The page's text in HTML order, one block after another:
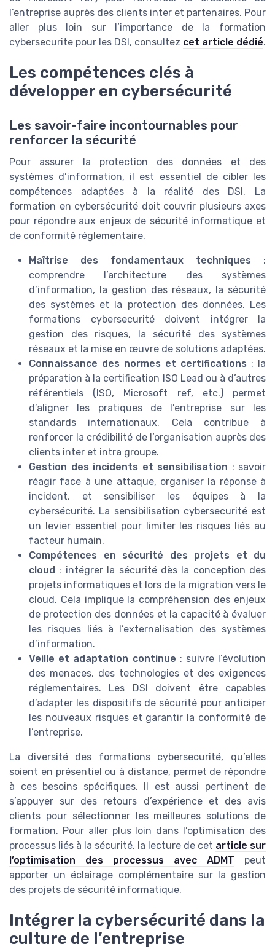
l’entreprise auprès des clients inter et partenaires. Pour
aller plus loin sur l’importance de la formation
cybersecurite pour les DSI, consultez cet article dédié.
Les compétences clés à
développer en cybersécurité
Les savoir-faire incontournables pour
renforcer la sécurité
Pour assurer la protection des données et des
systèmes d’information, il est essentiel de cibler les
compétences adaptées à la réalité des DSI. La
formation en cybersécurité doit couvrir plusieurs axes
pour répondre aux enjeux de sécurité informatique et
de conformité réglementaire.
Maîtrise des fondamentaux techniques :
comprendre l’architecture des systèmes
d’information, la gestion des réseaux, la sécurité
des systèmes et la protection des données. Les
formations cybersecurité doivent intégrer la
gestion des risques, la sécurité des systèmes
réseaux et la mise en œuvre de solutions adaptées.
Connaissance des normes et certifications : la
préparation à la certification ISO Lead ou à d’autres
référentiels (ISO, Microsoft ref, etc.) permet
d’aligner les pratiques de l’entreprise sur les
standards internationaux. Cela contribue à
renforcer la crédibilité de l’organisation auprès des
clients inter et intra groupe.
Gestion des incidents et sensibilisation : savoir
réagir face à une attaque, organiser la réponse à
incident, et sensibiliser les équipes à la
cybersécurité. La sensibilisation cybersecurité est
un levier essentiel pour limiter les risques liés au
facteur humain.
Compétences en sécurité des projets et du
cloud : intégrer la sécurité dès la conception des
projets informatiques et lors de la migration vers le
cloud. Cela implique la compréhension des enjeux
de protection des données et la capacité à évaluer
les risques liés à l’externalisation des systèmes
d’information.
Veille et adaptation continue : suivre l’évolution
des menaces, des technologies et des exigences
réglementaires. Les DSI doivent être capables
d’adapter les dispositifs de sécurité pour anticiper
les nouveaux risques et garantir la conformité de
l’entreprise.
La diversité des formations cybersecurité, qu’elles
soient en présentiel ou à distance, permet de répondre
à ces besoins spécifiques. Il est aussi pertinent de
s’appuyer sur des retours d’expérience et des avis
clients pour sélectionner les meilleures solutions de
formation. Pour aller plus loin dans l’optimisation des
processus liés à la sécurité, la lecture de cet article sur
l’optimisation des processus avec ADMT peut
apporter un éclairage complémentaire sur la gestion
des projets de sécurité informatique.
Intégrer la cybersécurité dans la
culture de l’entreprise